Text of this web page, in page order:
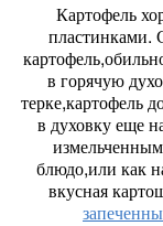
Картофель
пластинками.
в горячую
терке,картофель
в духовку еще
блюдо,или как
вкусная